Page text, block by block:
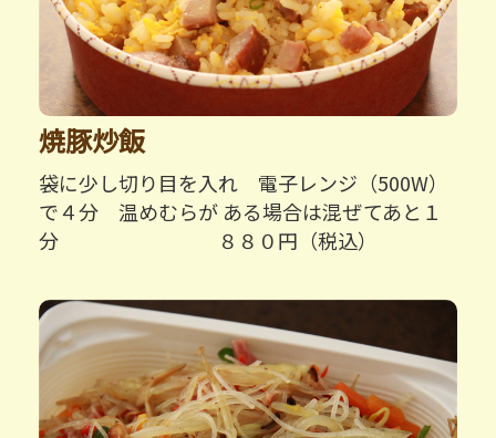
焼豚炒飯
袋に少し切り目を入れ 電子レンジ （500W）
で４分 温めむらが ある場合は混ぜてあと １
分
８８０円（税込）